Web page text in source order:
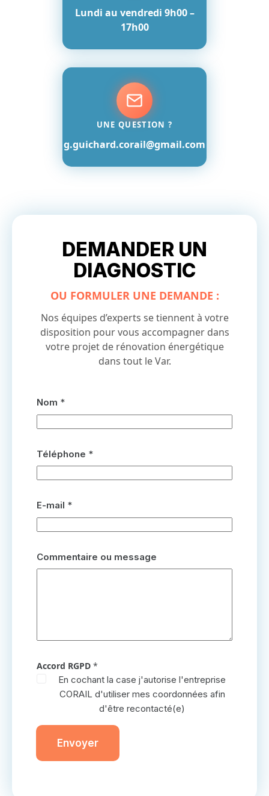
Lundi au vendredi 9h00 –
17h00
UNE QUESTION ?
g.guichard.corail@gmail.com
DEMANDER UN
DIAGNOSTIC
OU FORMULER UNE DEMANDE :
Nos équipes d’experts se tiennent à votre
disposition pour vous accompagner dans
votre projet de rénovation énergétique
dans tout le Var.
Nom *
Téléphone *
E-mail *
Commentaire ou message
Accord RGPD *
En cochant la case j'autorise l'entreprise
CORAIL d'utiliser mes coordonnées afin
d'être recontacté(e)
Envoyer